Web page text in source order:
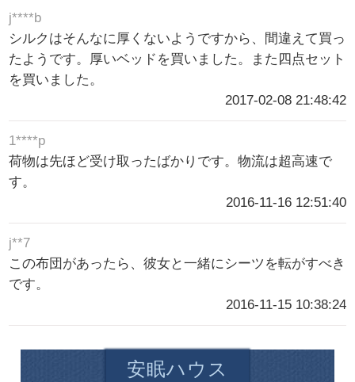
j****b
シルクはそんなに厚くないようですから、間違えて買っ
たようです。厚いベッドを買いました。また四点セット
を買いました。
2017-02-08 21:48:42
1****p
荷物は先ほど受け取ったばかりです。物流は超高速で
す。
2016-11-16 12:51:40
j**7
この布団があったら、彼女と一緒にシーツを転がすべき
です。
2016-11-15 10:38:24
安眠ハウス